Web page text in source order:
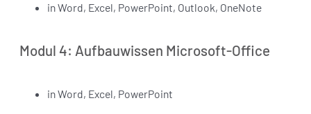
in Word, Excel, PowerPoint, Outlook, OneNote
Modul 4: Aufbauwissen Microsoft-Office
in Word, Excel, PowerPoint